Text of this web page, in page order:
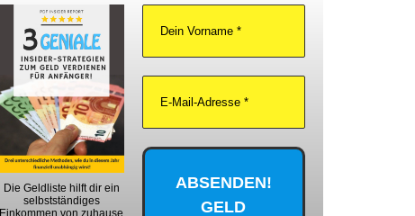
Die Geldliste hilft dir ein
selbstständiges